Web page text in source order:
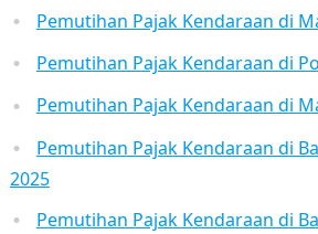
Pemutihan Pajak Kendaraan di
Pemutihan Pajak Kendaraan di
Pemutihan Pajak Kendaraan di
Pemutihan Pajak Kendaraan di
2025
Pemutihan Pajak Kendaraan di